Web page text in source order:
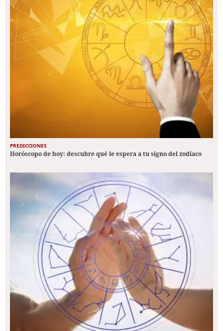
PREDICCIONES
Horóscopo de hoy: descubre qué le espera a tu signo del zodiaco